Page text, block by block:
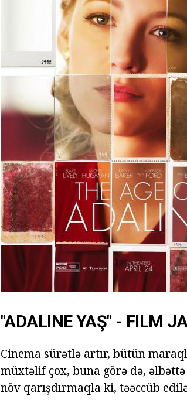
"ADALINE YAŞ" - FILM
Cinema sürətlə artır, bütün
müxtəlif çox, buna görə də,
növ qarışdırmaqla ki, təəccüb